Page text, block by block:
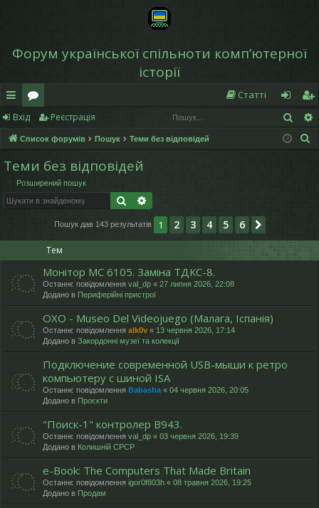
Форум української спільноти компʼютерної
історії
в
и
дк
ос
ту
п
о
ру
м
и
Статті
хі
д
еє
ст
Вхід Реєстрація
Список форумів Пошук Теми без відповідей
Теми без відповідей
Розширений пошук
Пошук
Пошук дав 143 результатів 1 2 3 4 5 6
Тем
Монітор МС 6105. Заміна ТДКС-8.
Останнє повідомлення val_dp « 27 липня 2026, 22:08
Додано в Периферійні пристрої
OXO - Museo Del Videojuego (Малага, Іспанія)
Останнє повідомлення alk0v « 13 червня 2026, 17:14
Додано в Закордонні музеї та колекції
Подключение современной USB-мыши к ретро
компьютеру с шиной ISA
Останнє повідомлення Babasha « 04 червня 2026, 20:05
Додано в Проєкти
"Поиск-1" контролер В943.
Останнє повідомлення val_dp « 03 червня 2026, 19:39
Додано в Колишній СРСР
e-Book: The Computers That Made Britain
Останнє повідомлення igor0f803h « 08 травня 2026, 19:25
Додано в Продам